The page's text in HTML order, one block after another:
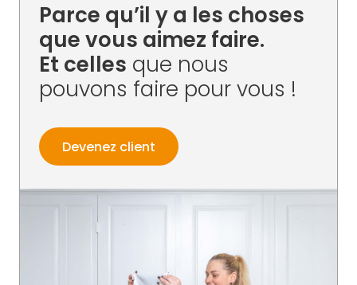
Parce qu’il y a les choses
que vous aimez faire.
Et celles que nous
pouvons faire pour vous !
Devenez client